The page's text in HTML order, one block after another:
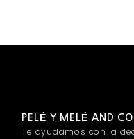
PELÉ Y MELÉ AND
Te ayudamos con la